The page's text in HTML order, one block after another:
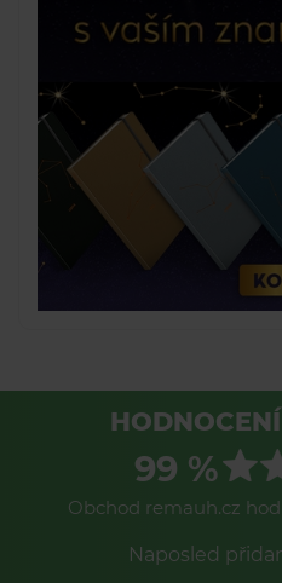
99 %
Obchod remauh.cz
Naposled